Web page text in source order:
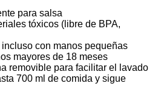
para salsa
tóxicos (libre de BPA,
con manos pequeñas
mayores de 18 meses
removible para facilitar el lavado
700 ml de comida y sigue